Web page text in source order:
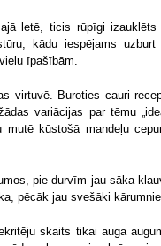
letē, ticis rūpīgi izauklēts
kādu iespējams uzburt
īpašībām.
virtuvē. Buroties cauri
variācijas par tēmu
mutē kūstošā mandeļu
pie durvīm jau sāka
pēcāk jau svešāki
skaits tikai auga